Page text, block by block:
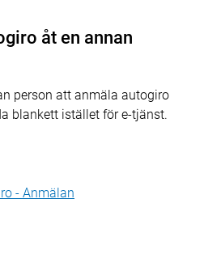
åt en annan
person att anmäla autogiro
blankett istället för e-tjänst.
- Anmälan